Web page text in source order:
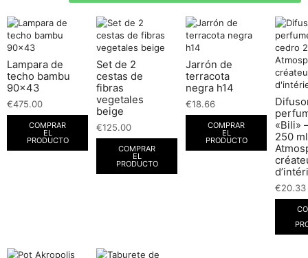
Lampara de
techo bambu
90×43
€475.00
COMPRAR
EL
PRODUCTO
Set de 2
cestas de
fibras
vegetales
beige
€125.00
COMPRAR
EL
PRODUCTO
Jarrón de
terracota
negra h14
€18.66
COMPRAR
EL
PRODUCTO
«Bili»
250
€20.33